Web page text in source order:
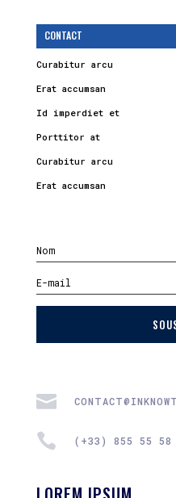
CONTACT
Curabitur arcu
Erat accumsan
Id imperdiet et
Porttitor at
Curabitur arcu
Erat accumsan

 (+33) 855 55 58